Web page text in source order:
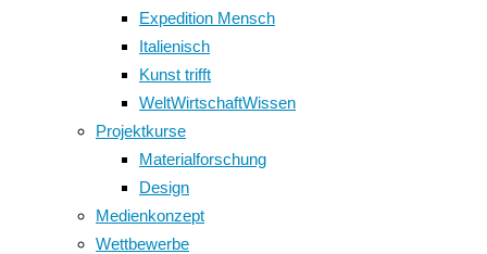
Expedition Mensch
Italienisch
Kunst trifft
WeltWirtschaftWissen
Projektkurse
Materialforschung
Design
Medienkonzept
Wettbewerbe